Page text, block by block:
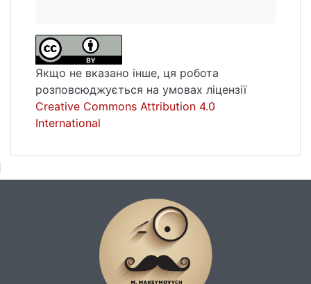
Якщо не вказано інше, ця робота
розповсюджується на умовах ліцензії
Creative Commons Attribution 4.0
International